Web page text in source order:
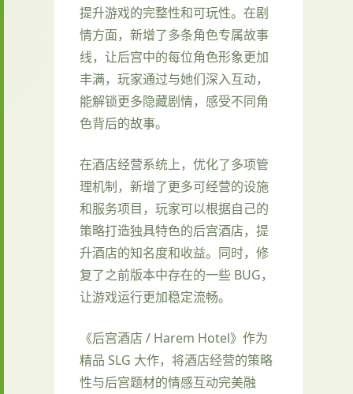
提升游戏的完整性和可玩性。在剧
情方面，新增了多条角色专属故事
线，让后宫中的每位角色形象更加
丰满，玩家通过与她们深入互动，
能解锁更多隐藏剧情，感受不同角
色背后的故事。
在酒店经营系统上，优化了多项管
理机制，新增了更多可经营的设施
和服务项目，玩家可以根据自己的
策略打造独具特色的后宫酒店，提
升酒店的知名度和收益。同时，修
复了之前版本中存在的一些 BUG，
让游戏运行更加稳定流畅。
《后宫酒店 / Harem Hotel》作为
精品 SLG 大作，将酒店经营的策略
性与后宫题材的情感互动完美融